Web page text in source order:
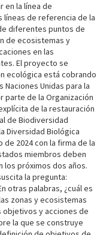
en la línea de
de referencia de la
diferentes puntos de
de ecosistemas y
en las
El proyecto se
ecológica está cobrando
Unidas para la
parte de la Organización
de la restauración
de Biodiversidad
Diversidad Biológica
de 2024 con la firma de la
miembros deben
los próximos dos años.
la pregunta:
otras palabras, ¿cuál es
zonas y ecosistemas
objetivos y acciones de
la que se construye